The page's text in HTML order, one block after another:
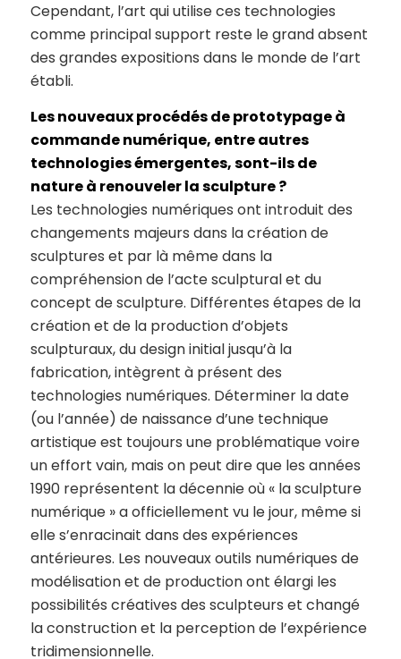
Cependant, l’art qui utilise ces technologies
comme principal support reste le grand absent
des grandes expositions dans le monde de l’art
établi.
Les nouveaux procédés de prototypage à
commande numérique, entre autres
technologies émergentes, sont-ils de
nature à renouveler la sculpture ?
Les technologies numériques ont introduit des
changements majeurs dans la création de
sculptures et par là même dans la
compréhension de l’acte sculptural et du
concept de sculpture. Différentes étapes de la
création et de la production d’objets
sculpturaux, du design initial jusqu’à la
fabrication, intègrent à présent des
technologies numériques. Déterminer la date
(ou l’année) de naissance d’une technique
artistique est toujours une problématique voire
un effort vain, mais on peut dire que les années
1990 représentent la décennie où « la sculpture
numérique » a officiellement vu le jour, même si
elle s’enracinait dans des expériences
antérieures. Les nouveaux outils numériques de
modélisation et de production ont élargi les
possibilités créatives des sculpteurs et changé
la construction et la perception de l’expérience
tridimensionnelle.